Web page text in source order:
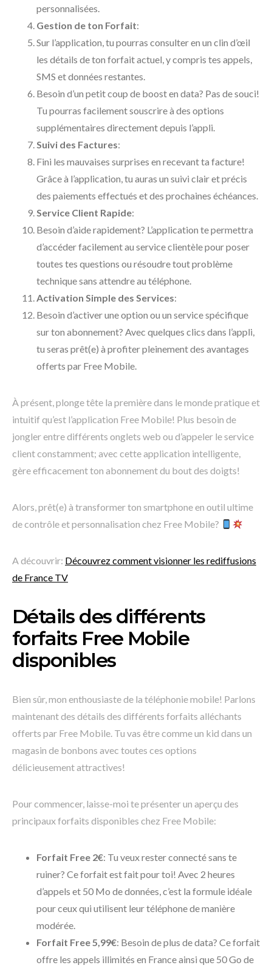
personnalisées.
Gestion de ton Forfait:
Sur l’application, tu pourras consulter en un clin d’œil
les détails de ton forfait actuel, y compris tes appels,
SMS et données restantes.
Besoin d’un petit coup de boost en data? Pas de souci!
Tu pourras facilement souscrire à des options
supplémentaires directement depuis l’appli.
Suivi des Factures:
Fini les mauvaises surprises en recevant ta facture!
Grâce à l’application, tu auras un suivi clair et précis
des paiements effectués et des prochaines échéances.
Service Client Rapide:
Besoin d’aide rapidement? L’application te permettra
d’accéder facilement au service clientèle pour poser
toutes tes questions ou résoudre tout problème
technique sans attendre au téléphone.
Activation Simple des Services:
Besoin d’activer une option ou un service spécifique
sur ton abonnement? Avec quelques clics dans l’appli,
tu seras prêt(e) à profiter pleinement des avantages
offerts par Free Mobile.
À présent, plonge tête la première dans le monde pratique et
intuitif qu’est l’application Free Mobile! Plus besoin de
jongler entre différents onglets web ou d’appeler le service
client constamment; avec cette application intelligente,
gère efficacement ton abonnement du bout des doigts!
Alors, prêt(e) à transformer ton smartphone en outil ultime
de contrôle et personnalisation chez Free Mobile?
A découvrir: Découvrez comment visionner les rediffusions
de France TV
Détails des différents
forfaits Free Mobile
disponibles
Bien sûr, mon enthousiaste de la téléphonie mobile! Parlons
maintenant des détails des différents forfaits alléchants
offerts par Free Mobile. Tu vas être comme un kid dans un
magasin de bonbons avec toutes ces options
délicieusement attractives!
Pour commencer, laisse-moi te présenter un aperçu des
principaux forfaits disponibles chez Free Mobile:
Forfait Free 2€: Tu veux rester connecté sans te
ruiner? Ce forfait est fait pour toi! Avec 2 heures
d’appels et 50 Mo de données, c’est la formule idéale
pour ceux qui utilisent leur téléphone de manière
modérée.
Forfait Free 5,99€: Besoin de plus de data? Ce forfait
offre les appels illimités en France ainsi que 50 Go de